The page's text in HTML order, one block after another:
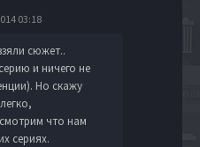
03:18
сюжет..
и ничего не
Но скажу
что нам
сериях.